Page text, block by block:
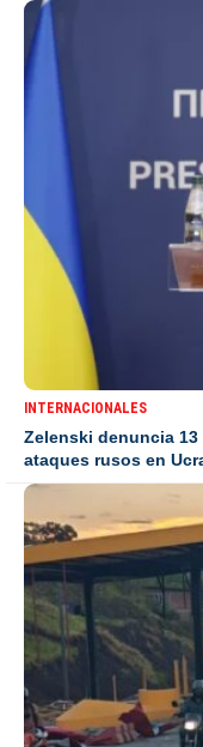
INTERNACIONALES
Zelenski denuncia
ataques rusos en